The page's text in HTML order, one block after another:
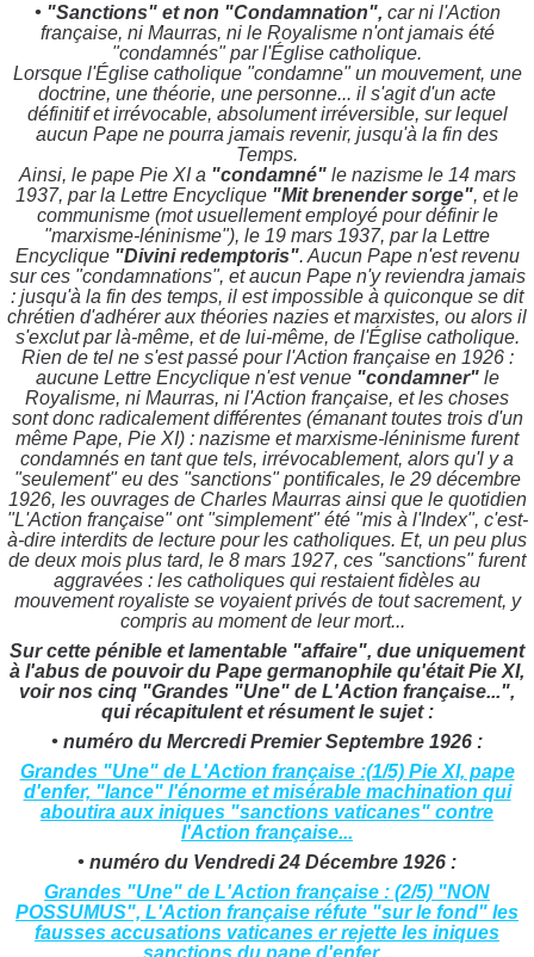
• "Sanctions" et non "Condamnation", car ni l'Action
française, ni Maurras, ni le Royalisme n'ont jamais été
"condamnés" par l'Église catholique.
Lorsque l'Église catholique "condamne" un mouvement, une
doctrine, une théorie, une personne... il s'agit d'un acte
définitif et irrévocable, absolument irréversible, sur lequel
aucun Pape ne pourra jamais revenir, jusqu'à la fin des
Temps.
Ainsi, le pape Pie XI a "condamné" le nazisme le 14 mars
1937, par la Lettre Encyclique "Mit brenender sorge", et le
communisme (mot usuellement employé pour définir le
"marxisme-léninisme"), le 19 mars 1937, par la Lettre
Encyclique "Divini redemptoris". Aucun Pape n'est revenu
sur ces "condamnations", et aucun Pape n'y reviendra jamais
: jusqu'à la fin des temps, il est impossible à quiconque se dit
chrétien d'adhérer aux théories nazies et marxistes, ou alors il
s'exclut par là-même, et de lui-même, de l'Église catholique.
Rien de tel ne s'est passé pour l'Action française en 1926 :
aucune Lettre Encyclique n'est venue"condamner"le
Royalisme, ni Maurras, ni l'Action française, et les choses
sont donc radicalement différentes (émanant toutes trois d'un
même Pape, Pie XI) : nazisme et marxisme-léninisme furent
condamnés en tant que tels, irrévocablement, alors qu'l y a
"seulement" eu des "sanctions" pontificales, le 29 décembre
1926, les ouvrages de Charles Maurras ainsi que le quotidien
"L'Action française" ont "simplement" été "mis à l'Index", c'est-
à-dire interdits de lecture pour les catholiques. Et, un peu plus
de deux mois plus tard, le 8 mars 1927, ces "sanctions" furent
aggravées : les catholiques qui restaient fidèles au
mouvement royaliste se voyaient privés de tout sacrement, y
compris au moment de leur mort...
Sur cette pénible et lamentable "affaire", due uniquement
à l'abus de pouvoir du Pape germanophile qu'était Pie XI,
voir nos cinq "Grandes "Une" de L'Action française...",
qui récapitulent et résument le sujet :
• numéro du Mercredi Premier Septembre 1926 :
Grandes "Une" de L'Action française :(1/5) Pie XI, pape
d'enfer, "lance" l'énorme et misérable machination qui
aboutira aux iniques "sanctions vaticanes" contre
l'Action française...
• numéro du Vendredi 24 Décembre 1926 :
Grandes "Une" de L'Action française : (2/5) "NON
POSSUMUS", L'Action française réfute "sur le fond" les
fausses accusations vaticanes er rejette les iniques